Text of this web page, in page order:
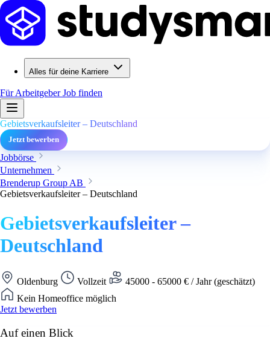
Alles für deine Karriere
Für ArbeitgeberJob finden
Gebietsverkaufsleiter – Deutschland
Jetzt bewerben
Jobbörse
Unternehmen
Brenderup Group AB
Gebietsverkaufsleiter – Deutschland
Gebietsverkaufsleiter –
Deutschland
Oldenburg Vollzeit
45000 - 65000 € / Jahr (geschätzt)
Kein Homeoffice möglich
Jetzt bewerben
Auf einen Blick